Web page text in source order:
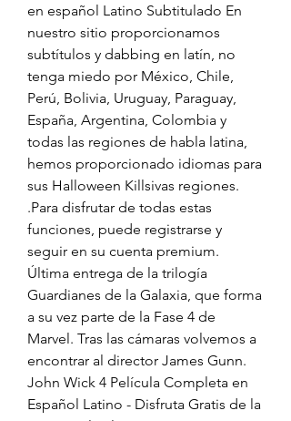
en español Latino Subtitulado En
nuestro sitio proporcionamos
subtítulos y dabbing en latín, no
tenga miedo por México, Chile,
Perú, Bolivia, Uruguay, Paraguay,
España, Argentina, Colombia y
todas las regiones de habla latina,
hemos proporcionado idiomas para
sus Halloween Killsivas regiones.
.Para disfrutar de todas estas
funciones, puede registrarse y
seguir en su cuenta premium.
Última entrega de la trilogía
Guardianes de la Galaxia, que forma
a su vez parte de la Fase 4 de
Marvel. Tras las cámaras volvemos a
encontrar al director James Gunn.
John Wick 4 Película Completa en
Español Latino - Disfruta Gratis de la